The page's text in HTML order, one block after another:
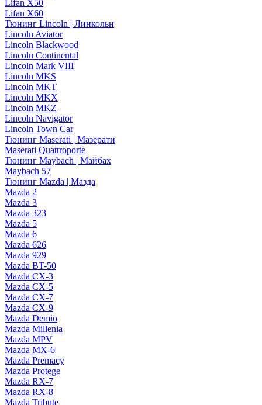
Lifan X50
Lifan X60
Тюнинг Lincoln | Линкольн
Lincoln Aviator
Lincoln Blackwood
Lincoln Continental
Lincoln Mark VIII
Lincoln MKS
Lincoln MKT
Lincoln MKX
Lincoln MKZ
Lincoln Navigator
Lincoln Town Car
Тюнинг Maserati | Мазерати
Maserati Quattroporte
Тюнинг Maybach | Майбах
Maybach 57
Тюнинг Mazda | Мазда
Mazda 2
Mazda 3
Mazda 323
Mazda 5
Mazda 6
Mazda 626
Mazda 929
Mazda BT-50
Mazda CX-3
Mazda CX-5
Mazda CX-7
Mazda CX-9
Mazda Demio
Mazda Millenia
Mazda MPV
Mazda MX-6
Mazda Premacy
Mazda Protege
Mazda RX-7
Mazda RX-8
Mazda Tribute